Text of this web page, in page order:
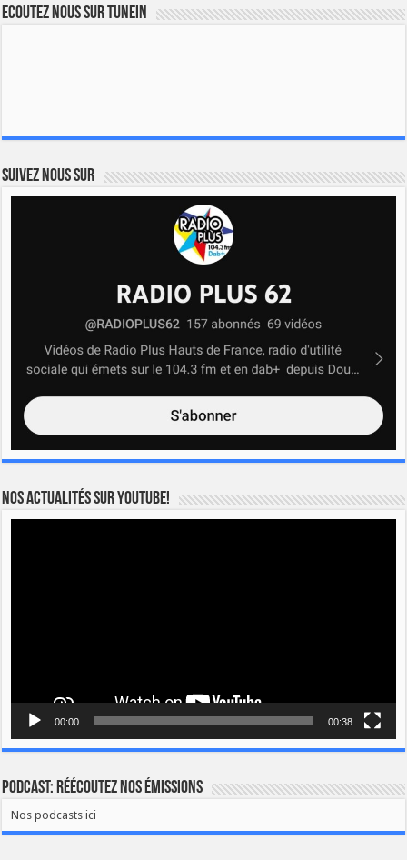
Ecoutez nous sur TuneIn
Suivez nous sur
Nos actualités sur YOUTUBE!
00:00 00:38
Podcast: Réécoutez nos émissions
Nos podcasts ici